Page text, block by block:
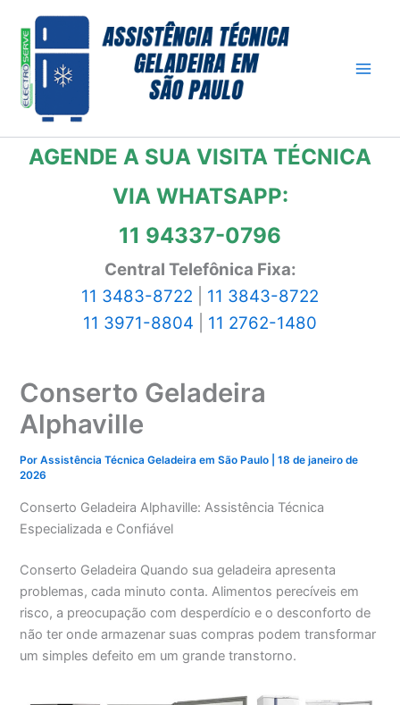
para
conteúdo
AGENDE A SUA VISITA TÉCNICA
VIA WHATSAPP:
11 94337-0796
Central Telefônica Fixa:
11 3483-8722
11 3843-8722
11 3971-8804
11 2762-1480
Conserto Geladeira
Alphaville
PorAssistência Técnica Geladeira em São Paulo |18 de janeiro de
2026
Conserto Geladeira Alphaville: Assistência Técnica
Especializada e Confiável
Conserto Geladeira Quando sua geladeira apresenta
problemas, cada minuto conta. Alimentos perecíveis em
risco, a preocupação com desperdício e o desconforto de
não ter onde armazenar suas compras podem transformar
um simples defeito em um grande transtorno.